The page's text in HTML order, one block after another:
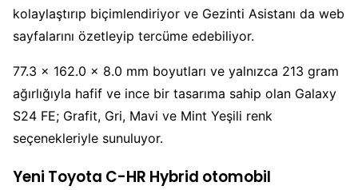
kolaylaştırıp biçimlendiriyor ve Gezinti Asistanı da web
sayfalarını özetleyip tercüme edebiliyor.
77.3 x 162.0 x 8.0 mm boyutları ve yalnızca 213 gram
ağırlığıyla hafif ve ince bir tasarıma sahip olan Galaxy
S24 FE; Grafit, Gri, Mavi ve Mint Yeşili renk
seçenekleriyle sunuluyor.
Yeni Toyota C-HR Hybrid otomobil